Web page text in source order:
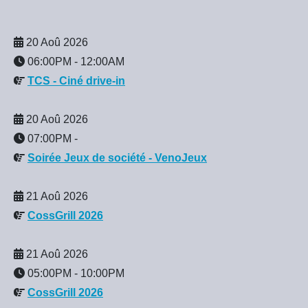
20 Aoû 2026
06:00PM - 12:00AM
TCS - Ciné drive-in
20 Aoû 2026
07:00PM -
Soirée Jeux de société - VenoJeux
21 Aoû 2026
CossGrill 2026
21 Aoû 2026
05:00PM - 10:00PM
CossGrill 2026